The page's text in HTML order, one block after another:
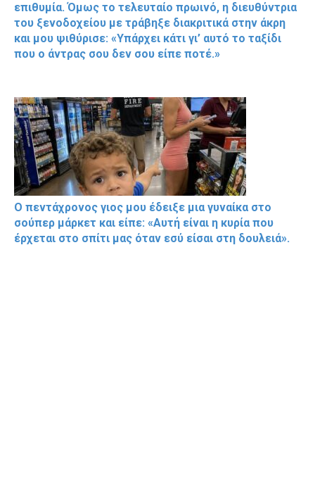
επιθυμία. Όμως το τελευταίο πρωινό, η διευθύντρια
του ξενοδοχείου με τράβηξε διακριτικά στην άκρη
και μου ψιθύρισε: «Υπάρχει κάτι γι’ αυτό το ταξίδι
που ο άντρας σου δεν σου είπε ποτέ.»
Ο πεντάχρονος γιος μου έδειξε μια γυναίκα στο
σούπερ μάρκετ και είπε: «Αυτή είναι η κυρία που
έρχεται στο σπίτι μας όταν εσύ είσαι στη δουλειά».